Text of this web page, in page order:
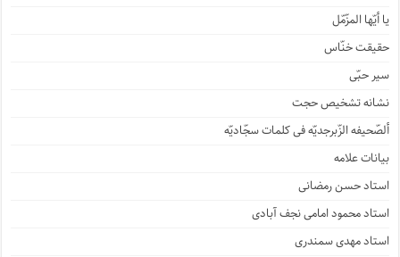
یا أیّها المزّمّل
حقیقت خنّاس
سیر حبّی
نشانه تشخیص حجت
ألصّحیفه الزّبرجدیّه فی کلمات سجّادیّه
بیانات علامه
استاد حسن رمضانی
استاد محمود امامی نجف آبادی
استاد مهدی سمندری